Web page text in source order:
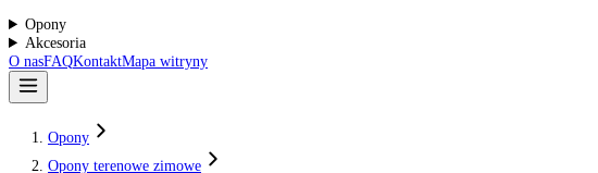
Opony detaliczne i hurtowe dla każdego.
Opony
O nasFAQKontakt